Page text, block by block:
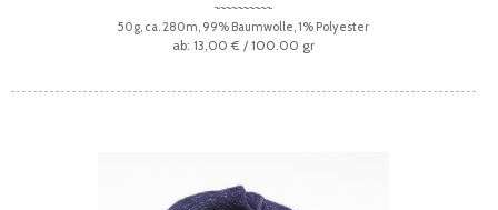
50g, ca. 280m, 99% Baumwolle, 1% Polyester
13,00 € / 100.00 gr